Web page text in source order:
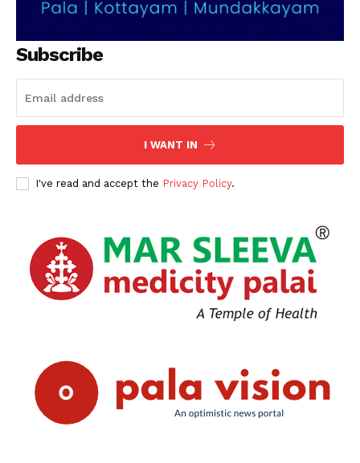
Subscribe
I WANT IN
I've read and accept the Privacy Policy.